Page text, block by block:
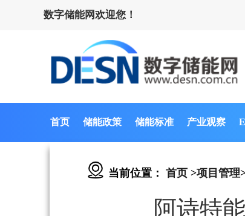
数字储能网欢迎您！
首页 储能政策 储能标准 产业观察
当前位置： 首页 >项目管理
阿诗特